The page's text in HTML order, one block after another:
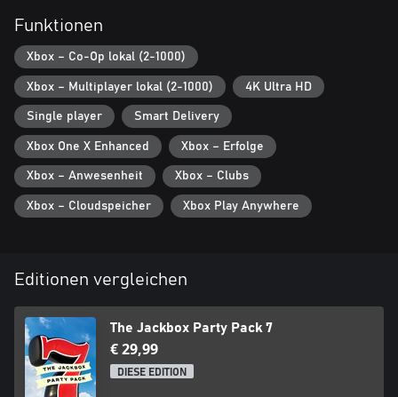
Funktionen
Xbox – Co-Op lokal (2-1000)
Xbox – Multiplayer lokal (2-1000) 4K Ultra HD
Single player Smart Delivery
Xbox One X Enhanced Xbox – Erfolge
Xbox – Anwesenheit Xbox – Clubs
Xbox – Cloudspeicher Xbox Play Anywhere
Editionen vergleichen
The Jackbox Party Pack 7
€ 29,99
DIESE EDITION